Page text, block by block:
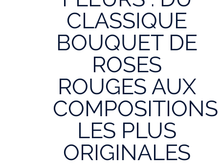
CLASSIQUE
BOUQUET DE
ROSES
ROUGES AUX
COMPOSITIONS
LES PLUS
ORIGINALES